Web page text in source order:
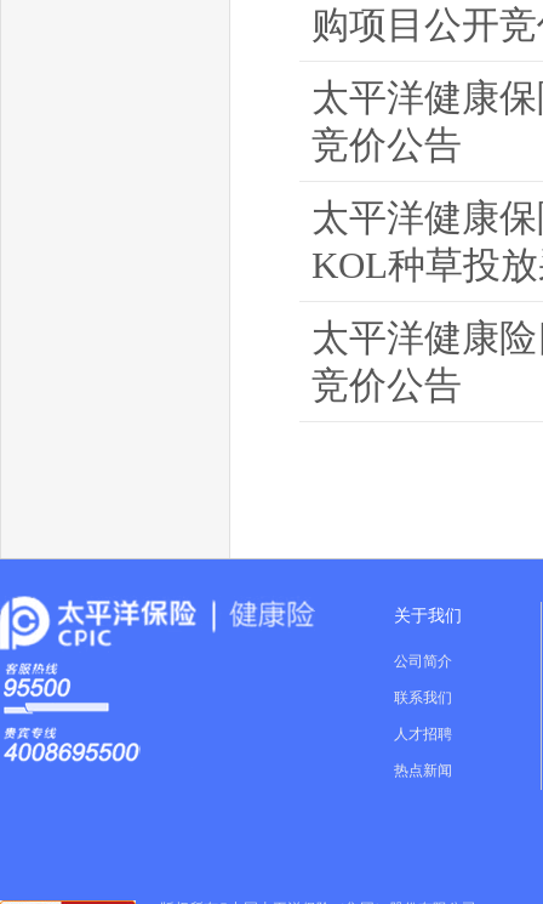
购项目公开
太平洋健康
竞价公告
太平洋健康
KOL种草投
太平洋健康
竞价公告
关于我们
公司简介
联系我们
人才招聘
热点新闻